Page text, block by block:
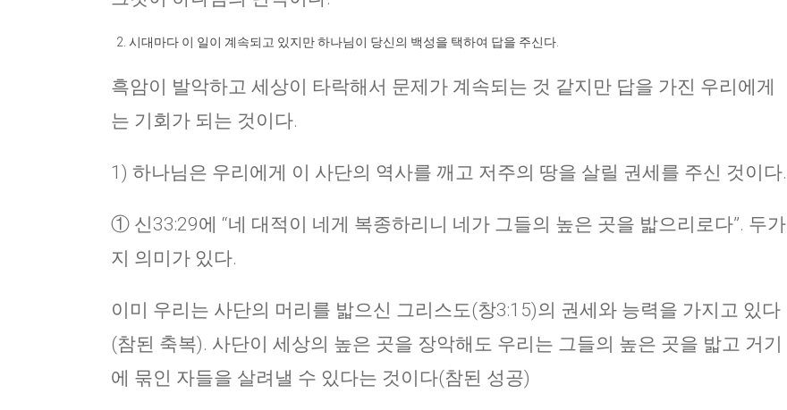
시대마다 이 일이 계속되고 있지만 하나님이 당신의 백성을 택하여 답을 주신다.
흑암이 발악하고 세상이 타락해서 문제가 계속되는 것 같지만 답을 가진 우리에게
는 기회가 되는 것이다.
1) 하나님은 우리에게 이 사단의 역사를 깨고 저주의 땅을 살릴 권세를 주신 것이다.
① 신33:29에 “네 대적이 네게 복종하리니 네가 그들의 높은 곳을 밟으리로다”. 두가
지 의미가 있다.
이미 우리는 사단의 머리를 밟으신 그리스도(창3:15)의 권세와 능력을 가지고 있다
(참된 축복). 사단이 세상의 높은 곳을 장악해도 우리는 그들의 높은 곳을 밟고 거기
에 묶인 자들을 살려낼 수 있다는 것이다(참된 성공)